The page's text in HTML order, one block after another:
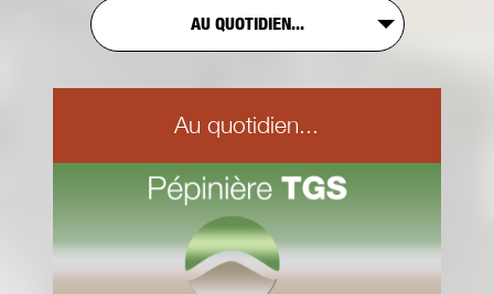
AU QUOTIDIEN...
Au quotidien...